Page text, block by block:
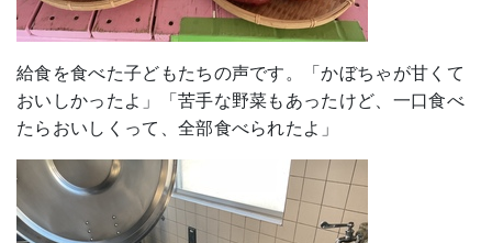
給食を食べた子どもたちの声です。「かぼちゃが甘くて
おいしかったよ」「苦手な野菜もあったけど、一口食べ
たらおいしくって、全部食べられたよ」